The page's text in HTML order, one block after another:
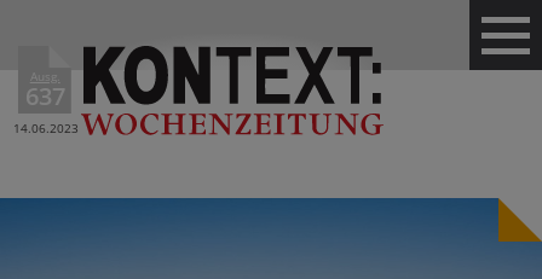
Ausg.
637
14.06.2023